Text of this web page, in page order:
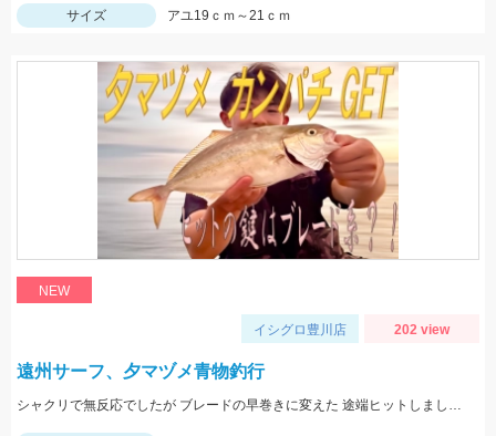
サイズ
アユ19ｃｍ～21ｃｍ
NEW
イシグロ豊川店 202 view
遠州サーフ、夕マヅメ青物釣行
シャクリで無反応でしたが ブレードの早巻きに変えた 途端ヒットしましたよ！